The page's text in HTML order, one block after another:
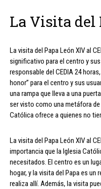
La Visita del
La visita del Papa León XIV al
significativo para el centro y
responsable del CEDIA 24
honor” para el centro y sus
una rampa que lleva a una
ser visto como una metáfora
Católica ofrece a quienes no
La visita del Papa León XIV al
importancia que la Iglesia
necesitados. El centro es un
hogar, y la visita del Papa es
realiza allí. Además, la visita